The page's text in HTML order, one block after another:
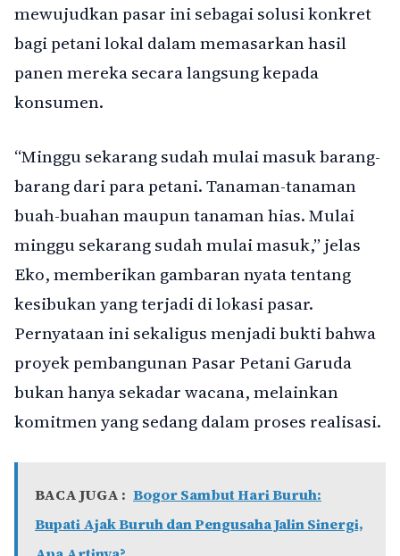
mewujudkan pasar ini sebagai solusi konkret
bagi petani lokal dalam memasarkan hasil
panen mereka secara langsung kepada
konsumen.
“Minggu sekarang sudah mulai masuk barang-
barang dari para petani. Tanaman-tanaman
buah-buahan maupun tanaman hias. Mulai
minggu sekarang sudah mulai masuk,” jelas
Eko, memberikan gambaran nyata tentang
kesibukan yang terjadi di lokasi pasar.
Pernyataan ini sekaligus menjadi bukti bahwa
proyek pembangunan Pasar Petani Garuda
bukan hanya sekadar wacana, melainkan
komitmen yang sedang dalam proses realisasi.
BACA JUGA : Bogor Sambut Hari Buruh:
Bupati Ajak Buruh dan Pengusaha Jalin Sinergi,